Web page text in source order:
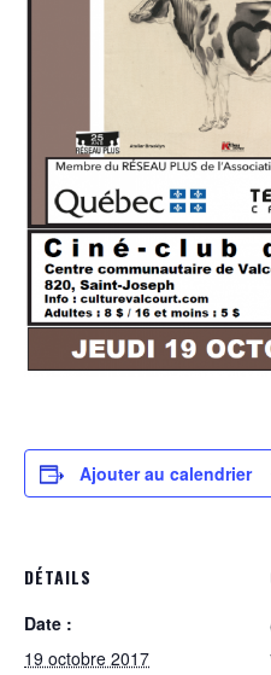
Ajouter au calendrier
DÉTAILS
Date :
19 octobre 2017